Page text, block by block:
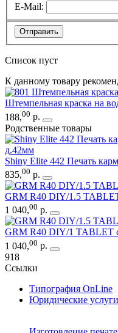
E-Mail:
Отправить
Список пуст
К данному товару
Штемпельная краска на
188,00 р.
Родственные товары
Shiny Elite 442 Печать
835,00 р.
GRM R40 DIY/1.5 TABLET
1 040,00 р.
GRM R40 DIY/1 TABLET
1 040,00 р.
918
Ссылки
Типография OnLine
Юридические услуги